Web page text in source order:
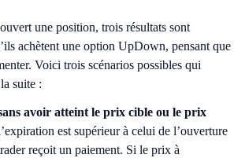
une position, trois résultats sont
achètent une option UpDown, pensant que
Voici trois scénarios possibles qui
suite :
avoir atteint le prix cible ou le prix
est supérieur à celui de l’ouverture
reçoit un paiement. Si le prix à